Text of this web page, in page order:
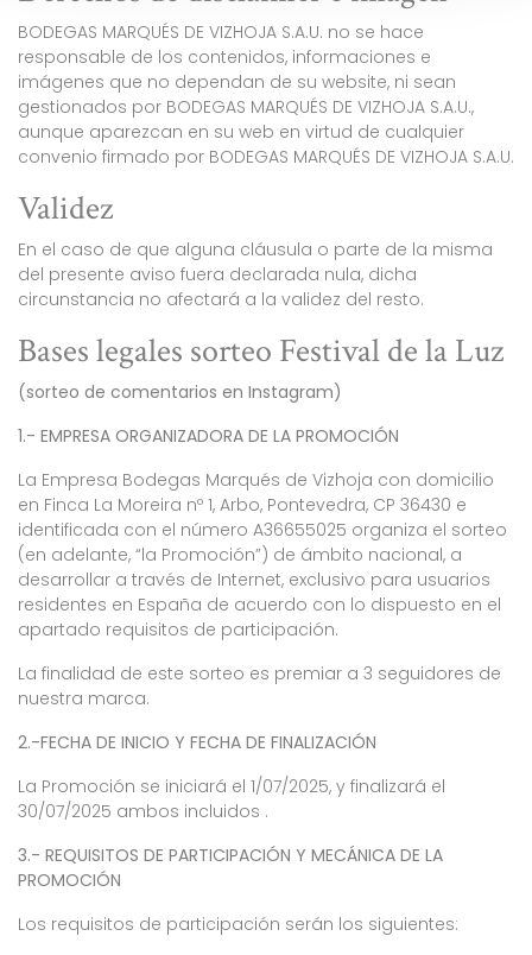
BODEGAS MARQUÉS DE VIZHOJA S.A.U. no se hace
responsable de los contenidos, informaciones e
imágenes que no dependan de su website, ni sean
gestionados por BODEGAS MARQUÉS DE VIZHOJA S.A.U.,
aunque aparezcan en su web en virtud de cualquier
convenio firmado por BODEGAS MARQUÉS DE VIZHOJA S.A.U.
Validez
En el caso de que alguna cláusula o parte de la misma
del presente aviso fuera declarada nula, dicha
circunstancia no afectará a la validez del resto.
Bases legales sorteo Festival de la Luz
(sorteo de comentarios en Instagram)
1.- EMPRESA ORGANIZADORA DE LA PROMOCIÓN
La Empresa Bodegas Marqués de Vizhoja con domicilio
en Finca La Moreira nº 1, Arbo, Pontevedra, CP 36430 e
identificada con el número A36655025 organiza el sorteo
(en adelante, “la Promoción”) de ámbito nacional, a
desarrollar a través de Internet, exclusivo para usuarios
residentes en España de acuerdo con lo dispuesto en el
apartado requisitos de participación.
La finalidad de este sorteo es premiar a 3 seguidores de
nuestra marca.
2.-FECHA DE INICIO Y FECHA DE FINALIZACIÓN
La Promoción se iniciará el 1/07/2025, y finalizará el
30/07/2025 ambos incluidos .
3.- REQUISITOS DE PARTICIPACIÓN Y MECÁNICA DE LA
PROMOCIÓN
Los requisitos de participación serán los siguientes: